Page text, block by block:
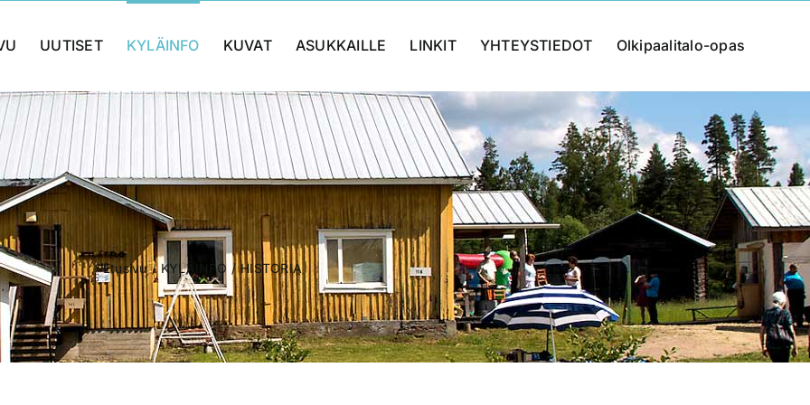
UUTISET KYLÄINFO KUVAT ASUKKAILLE LINKIT YHTEYSTIEDOT Olkipaalitalo-opas
HISTORIA
Etusivu KYLÄINFO HISTORIA